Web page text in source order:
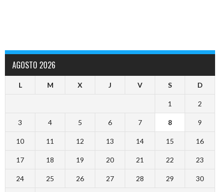
AGOSTO 2026
L M X J V S D
1 2
3 4 5 6 7 8 9
10 11 12 13 14 15 16
17 18 19 20 21 22 23
24 25 26 27 28 29 30